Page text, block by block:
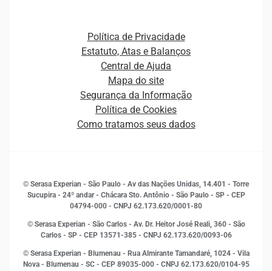
Plataformas e Motores de decisão
Curso Gratuito de Saúde Financeira
Empreendedorismo
Estudos e Pesquisas
Inovação e Tecnologia
Leis e impostos
Marketing
Open Finance
Proteção de Dados
Distribuidores e representantes
Estrutura Organizacional
Sala de Imprensa
Política de Privacidade
Estatuto, Atas e Balanços
Central de Ajuda
Mapa do site
Segurança da Informação
Política de Cookies
Como tratamos seus dados
© Serasa Experian - São Paulo - Av das Nações Unidas, 14.401 - Torre
Sucupira - 24º andar - Chácara Sto. Antônio - São Paulo - SP - CEP
04794-000 - CNPJ 62.173.620/0001-80
© Serasa Experian - São Carlos - Av. Dr. Heitor José Reali, 360 - São
Carlos - SP - CEP 13571-385 - CNPJ 62.173.620/0093-06
© Serasa Experian - Blumenau - Rua Almirante Tamandaré, 1024 - Vila
Nova - Blumenau - SC - CEP 89035-000 - CNPJ 62.173.620/0104-95